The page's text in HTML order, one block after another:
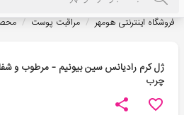
فروشگاه اینترنتی هومهر / مراقبت پوست /
ژل کرم رادیانس سین بیونیم - مرطوب و
چرب